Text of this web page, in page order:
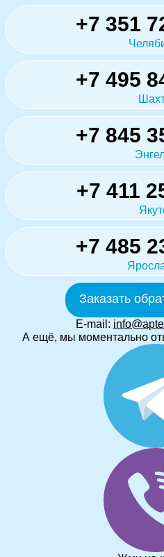
+7 351
+7 495
+7 845
+7 411
+7 485
Заказать
E-mail:
А ещё, мы моментально